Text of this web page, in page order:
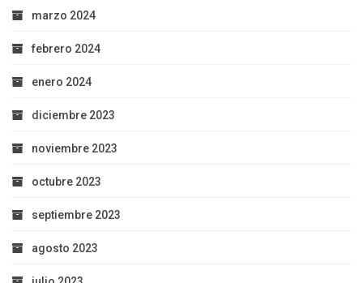
marzo 2024
febrero 2024
enero 2024
diciembre 2023
noviembre 2023
octubre 2023
septiembre 2023
agosto 2023